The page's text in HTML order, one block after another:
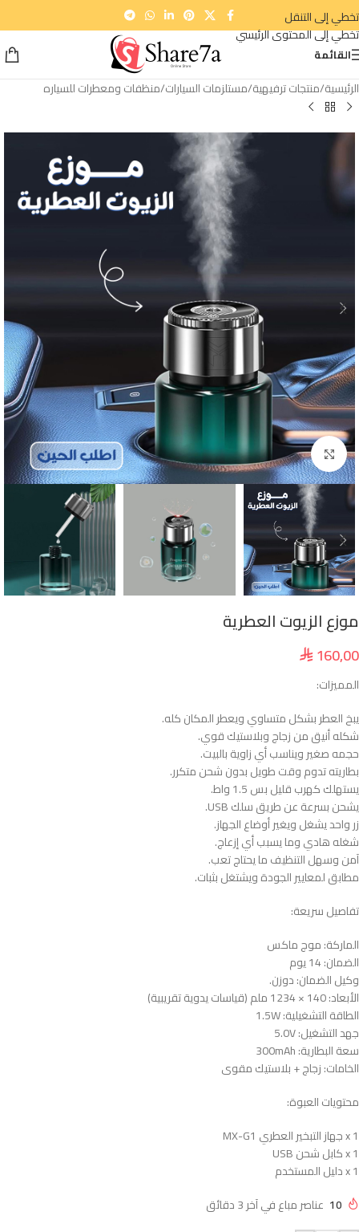
تخطي إلى التنقل
تخطي إلى المحتوى الرئيسي
القائمة
الرئيسية/منتجات ترفيهية/مستلزمات السيارات/منظفات ومعطرات للسياره
انقر للتكبير
موزع الزيوت العطرية
⃁160,00
المميزات:
يبخ العطر بشكل متساوي ويعطر المكان كله.
شكله أنيق من زجاج وبلاستيك قوي.
حجمه صغير ويناسب أي زاوية بالبيت.
بطاريته تدوم وقت طويل بدون شحن متكرر.
يستهلك كهرب قليل بس 1.5 واط.
يشحن بسرعة عن طريق سلك USB.
زر واحد يشغل ويغير أوضاع الجهاز.
شغله هادي وما يسبب أي إزعاج.
آمن وسهل التنظيف ما يحتاج تعب.
مطابق لمعايير الجودة ويشتغل بثبات.
تفاصيل سريعة:
الماركة: موج ماكس
الضمان: 14 يوم
وكيل الضمان: دوزن.
الأبعاد: ‎1234 × 140 ملم (قياسات يدوية تقريبية)
الطاقة التشغيلية: 1.5W
جهد التشغيل: 5.0V
سعة البطارية: 300mAh
الخامات: زجاج + بلاستيك مقوى
محتويات العبوة:
1 x جهاز التبخير العطري MX-G1
1 x كابل شحن USB
1 x دليل المستخدم
10 عناصر مباع في آخر 3 دقائق